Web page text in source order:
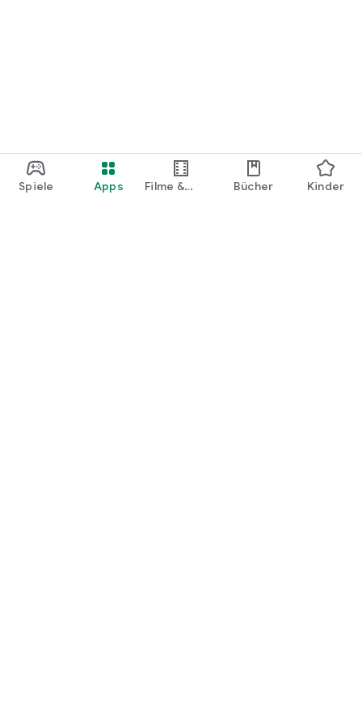
Spiele Apps
Filme &
Bücher Kinder